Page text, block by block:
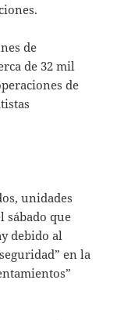
de
de 32 mil
de
unidades
sábado que
debido al
en la